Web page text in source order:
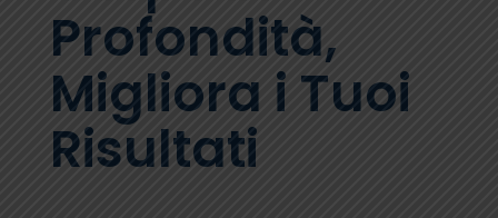
Profondità,
Migliora i Tuoi
Risultati